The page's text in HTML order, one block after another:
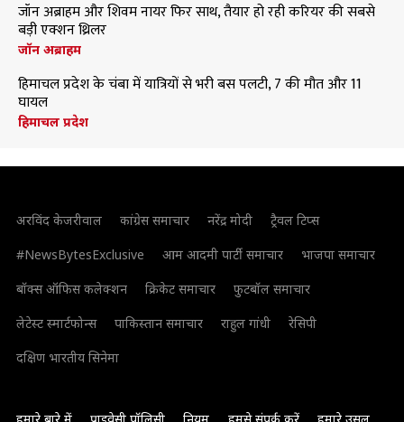
जॉन अब्राहम और शिवम नायर फिर साथ, तैयार हो रही करियर की सबसे
बड़ी एक्शन थ्रिलर
जॉन अब्राहम
हिमाचल प्रदेश के चंबा में यात्रियों से भरी बस पलटी, 7 की मौत और 11
घायल
हिमाचल प्रदेश
अरविंद केजरीवाल कांग्रेस समाचार नरेंद्र मोदी
ट्रैवल टिप्स
#NewsBytesExclusive
आम आदमी पार्टी समाचार
भाजपा समाचार
बॉक्स ऑफिस कलेक्शन
क्रिकेट समाचार
फुटबॉल समाचार
लेटेस्ट स्मार्टफोन्स
पाकिस्तान समाचार राहुल गांधी
रेसिपी
दक्षिण भारतीय सिनेमा